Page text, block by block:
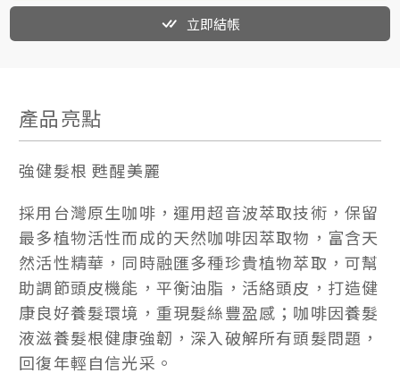
立即結帳
產品亮點
強健髮根 甦醒美麗
採用台灣原生咖啡，運用超音波萃取技術，保留
最多植物活性而成的天然咖啡因萃取物，富含天
然活性精華，同時融匯多種珍貴植物萃取，可幫
助調節頭皮機能，平衡油脂，活絡頭皮，打造健
康良好養髮環境，重現髮絲豐盈感；咖啡因養髮
液滋養髮根健康強韌，深入破解所有頭髮問題，
回復年輕自信光采。